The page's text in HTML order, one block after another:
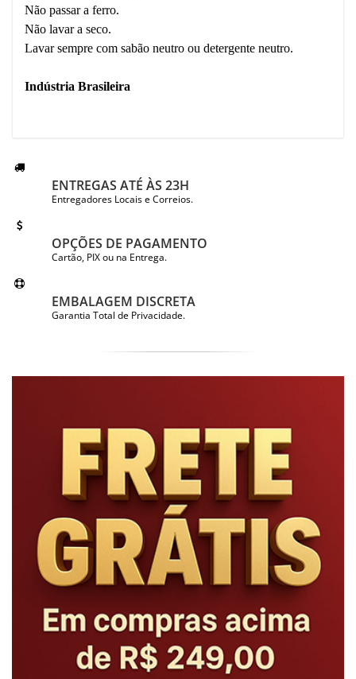
Não passar a ferro.
Não lavar a seco.
Lavar sempre com sabão neutro ou detergente neutro.
Indústria Brasileira
ENTREGAS ATÉ ÀS 23H
Entregadores Locais e Correios.
OPÇÕES DE PAGAMENTO
Cartão, PIX ou na Entrega.
EMBALAGEM DISCRETA
Garantia Total de Privacidade.